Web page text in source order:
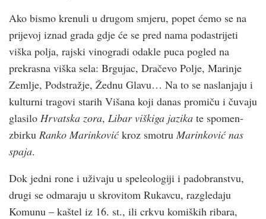
Ako bismo krenuli u drugom smjeru, popet ćemo se na
prijevoj iznad grada gdje će se pred nama podastrijeti
viška polja, rajski vinogradi odakle puca pogled na
prekrasna viška sela: Brgujac, Dračevo Polje, Marinje
Zemlje, Podstražje, Žednu Glavu… Na to se naslanjaju i
kulturni tragovi starih Višana koji danas promiču i čuvaju
glasilo Hrvatska zora, Libar viškiga jazika te spomen-
zbirku Ranko Marinkovićkroz smotru Marinković nas
spaja.
Dok jedni rone i uživaju u speleologiji i padobranstvu,
drugi se odmaraju u skrovitom Rukavcu, razgledaju
Komunu – kaštel iz 16. st., ili crkvu komiških ribara,